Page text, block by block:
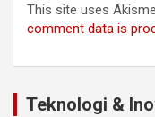
This site uses
comment data is
Teknologi &